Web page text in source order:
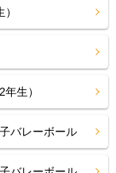
生）
バレーボール